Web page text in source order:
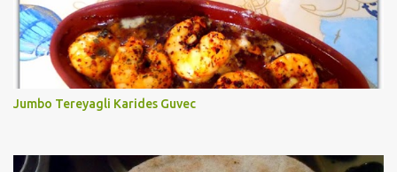
Jumbo Tereyagli Karides Guvec